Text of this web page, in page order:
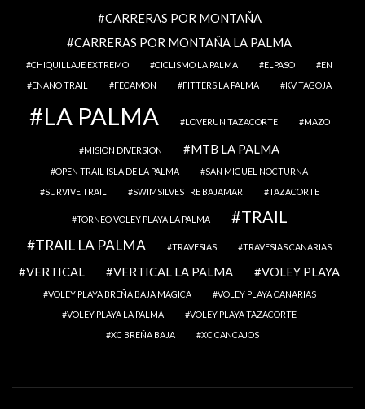
CARRERAS POR MONTAÑA
CARRERAS POR MONTAÑA LA PALMA
CHIQUILLAJE EXTREMO CICLISMO LA PALMA ELPASO
EN
ENANO TRAIL
FECAMON FITTERS LA PALMA KV TAGOJA
LA PALMA LOVERUN TAZACORTE MAZO
MISION DIVERSION MTB LA PALMA
OPEN TRAIL ISLA DE LA PALMA
SAN MIGUEL NOCTURNA
SURVIVE TRAIL
SWIMSILVESTRE BAJAMAR TAZACORTE
TORNEO VOLEY PLAYA LA PALMA TRAIL
TRAIL LA PALMA TRAVESIAS TRAVESIAS CANARIAS
VERTICAL VERTICAL LA PALMA VOLEY PLAYA
VOLEY PLAYA BREÑA BAJA MAGICA
VOLEY PLAYA CANARIAS
VOLEY PLAYA LA PALMA
VOLEY PLAYA TAZACORTE
XC BREÑA BAJA
XC CANCAJOS